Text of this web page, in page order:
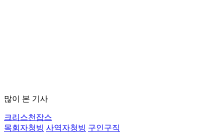
많이 본 기사
크리스천잡스
목회자청빙 사역자청빙 구인구직